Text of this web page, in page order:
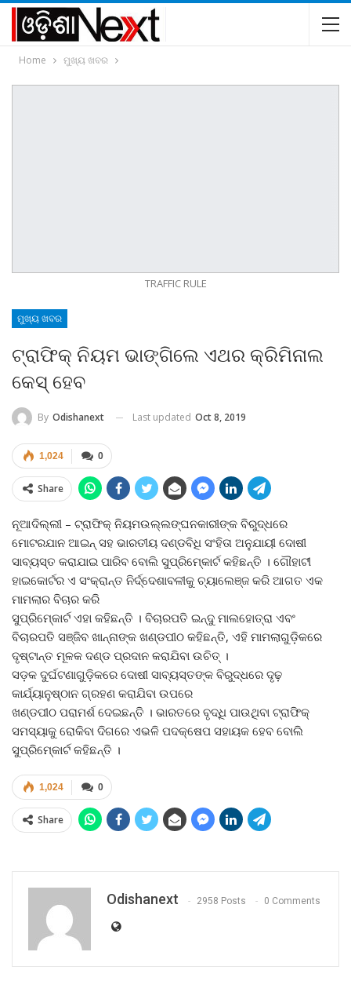
Home ମୁଖ୍ୟ ଖବର
TRAFFIC RULE
ମୁଖ୍ୟ ଖବର
ଟ୍ରାଫିକ୍‍ ନିୟମ ଭାଙ୍ଗିଲେ ଏଥର କ୍ରିମିନାଲ
କେସ୍‌ ହେବ
By Odishanext Last updated Oct 8, 2019
0
1,024
Share
ନୂଆଦିଲ୍ଲୀ – ଟ୍ରାଫିକ୍‍ ନିୟମଉଲ୍ଲଙ୍ଘନକାରୀଙ୍କ ବିରୁଦ୍ଧରେ
ମୋଟରଯାନ ଆଇନ୍‍ ସହ ଭାରତୀୟ ଦଣ୍ଡବିଧି ସଂହିତା ଅନୁଯାୟୀ ଦୋଷୀ
ସାବ୍ୟସ୍ତ କରାଯାଇ ପାରିବ ବୋଲି ସୁପ୍ରିମ୍‍କୋର୍ଟ କହିଛନ୍ତି । ଗୌହାଟୀ
ହାଇକୋର୍ଟର ଏ ସଂକ୍ରାନ୍ତ ନିର୍ଦ୍ଦେଶାବଳୀକୁ ଚ୍ୟାଲେଞ୍ଜ କରି ଆଗତ ଏକ
ମାମଲାର ବିଚାର କରି
ସୁପ୍ରିମ୍‍କୋର୍ଟ ଏହା କହିଛନ୍ତି । ବିଚାରପତି ଇନ୍ଦୁ ମାଲହୋତ୍ରା ଏବଂ
ବିଚାରପତି ସଞ୍ଜିବ ଖାନ୍ନାଙ୍କ ଖଣ୍ଡପୀଠ କହିଛନ୍ତି, ଏହି ମାମଲାଗୁଡ଼ିକରେ
ଦୃଷ୍ଟାନ୍ତ ମୂଳକ ଦଣ୍ଡ ପ୍ରଦାନ କରାଯିବା ଉଚିତ୍‍ ।
ସଡ଼କ ଦୁର୍ଘଟଣାଗୁଡ଼ିକରେ ଦୋଷୀ ସାବ୍ୟସ୍ତଙ୍କ ବିରୁଦ୍ଧରେ ଦୃଢ଼
କାର୍ଯ୍ୟାନୁଷ୍ଠାନ ଗ୍ରହଣ କରାଯିବା ଉପରେ
ଖଣ୍ଡପୀଠ ପରାମର୍ଶ ଦେଇଛନ୍ତି । ଭାରତରେ ବୃଦ୍ଧି ପାଉଥିବା ଟ୍ରାଫିକ୍‍
ସମସ୍ୟାକୁ ରୋକିବା ଦିଗରେ ଏଭଳି ପଦକ୍ଷେପ ସହାୟକ ହେବ ବୋଲି
ସୁପ୍ରିମ୍‍କୋର୍ଟ କହିଛନ୍ତି ।
0
1,024
Share
Odishanext 2958 Posts 0 Comments